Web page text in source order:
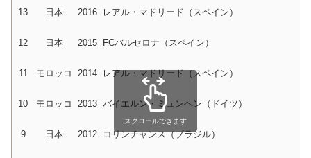
13 日本 2016 レアル・マドリード（スペイン）
12 日本 2015 FCバルセロナ（スペイン）
11 モロッコ 2014 レアル・マドリード（スペイン）
10 モロッコ 2013 バイエルン・ミュンヘン（ドイツ）
9 日本 2012 コリンチャンス（ブラジル）
スクロールできます